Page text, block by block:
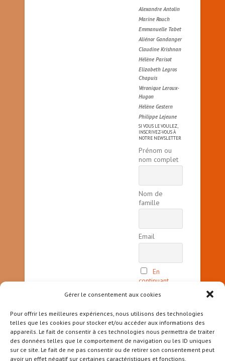
Gérer le consentement aux cookies
Pour offrir les meilleures expériences, nous utilisons des technologies
telles que les cookies pour stocker et/ou accéder aux informations des
appareils. Le fait de consentir à ces technologies nous permettra de traiter
des données telles que le comportement de navigation ou les ID uniques
sur ce site. Le fait de ne pas consentir ou de retirer son consentement peut
avoir un effet négatif sur certaines caractéristiques et fonctions.
Alexandre Antolin
Marine Rouch
Emmanuelle Tabet
Aliénor Gandanger
Claudine Krishnan
Hélène Parisot
Elizabeth Legros
Chapuis
Véronique Leroux-
Hugon
Hélène Gestern
Philippe Lejeune
SI VOUS LE VOULEZ,
INSCRIVEZ-VOUS À
NOTRE NEWSLETTER
Prénom ou
nom complet
Nom de
famille
Email
En
continuant,
la politique
confidentialité